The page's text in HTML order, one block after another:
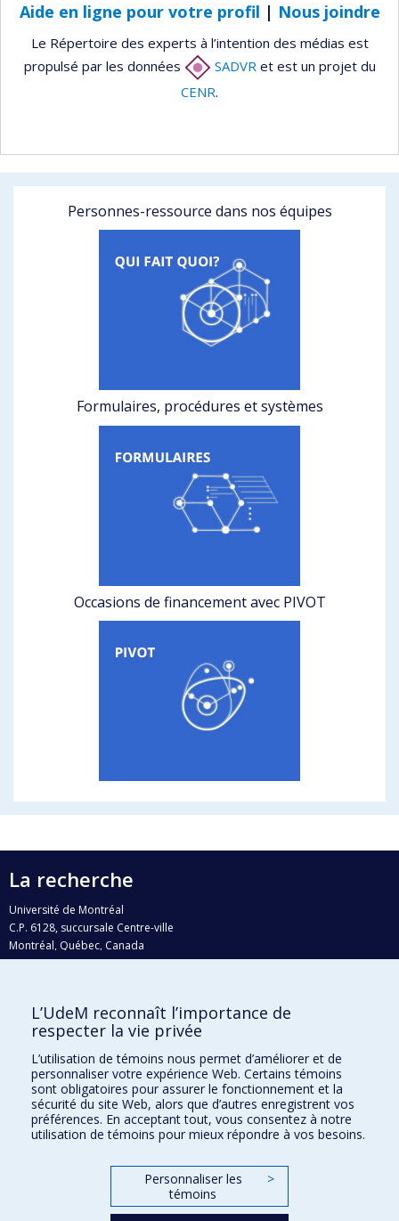
Aide en ligne pour votre profil | Nous joindre
Le Répertoire des experts à l’intention des médias est
propulsé par les données
SADVR et est un projet du
CENR.
Personnes-ressource dans nos équipes
Formulaires, procédures et systèmes
Occasions de financement avec PIVOT
La recherche
Université de Montréal
C.P. 6128, succursale Centre-ville
Montréal, Québec, Canada
H3C 3J7
Qui fait quoi?
Nous trouver
Plan du site
Accessibilité
L’UdeM reconnaît l’importance de
respecter la vie privée
L’utilisation de témoins nous permet d’améliorer et de
personnaliser votre expérience Web. Certains témoins
sont obligatoires pour assurer le fonctionnement et la
sécurité du site Web, alors que d’autres enregistrent vos
préférences. En acceptant tout, vous consentez à notre
utilisation de témoins pour mieux répondre à vos besoins.
Personnaliser les
témoins
>